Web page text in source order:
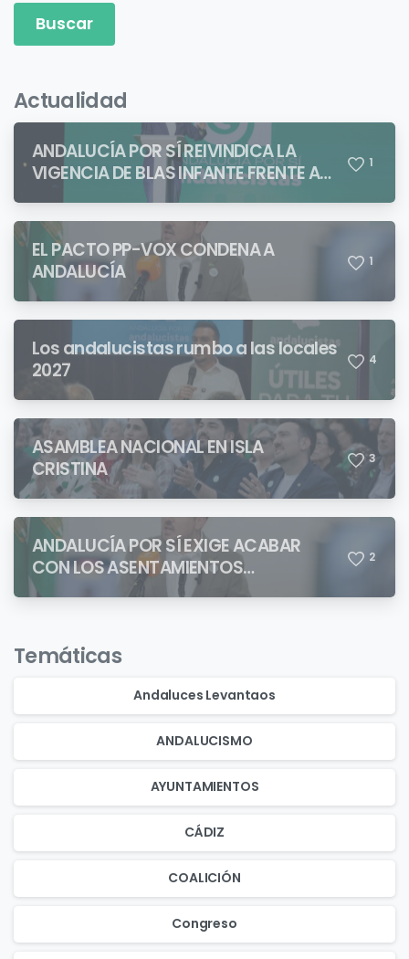
Actualidad
ANDALUCÍA POR SÍ REIVINDICA LA
VIGENCIA DE BLAS INFANTE FRENTE A
QUIENES PRETENDEN NEGAR LA
IDENTIDAD ANDALUZA
1
EL PACTO PP-VOX CONDENA A
ANDALUCÍA
1
Los andalucistas rumbo a las locales
2027
4
ASAMBLEA NACIONAL EN ISLA
CRISTINA
3
ANDALUCÍA POR SÍ EXIGE ACABAR
CON LOS ASENTAMIENTOS
CHABOLISTAS
2
Temáticas
Andaluces Levantaos
ANDALUCISMO
AYUNTAMIENTOS
CÁDIZ
COALICIÓN
Congreso